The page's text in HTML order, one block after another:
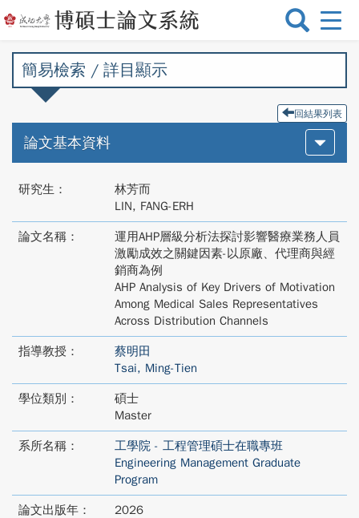
選
切
簡易檢索 / 詳目顯示
回結果列表
論文基本資料
研究生：
林芳而
LIN, FANG-ERH
論文名稱：
運用AHP層級分析法探討影響醫療業務人員
激勵成效之關鍵因素-以原廠、代理商與經
銷商為例
AHP Analysis of Key Drivers of Motivation
Among Medical Sales Representatives
Across Distribution Channels
指導教授：
蔡明田
Tsai, Ming-Tien
學位類別：
碩士
Master
系所名稱：
工學院 - 工程管理碩士在職專班
Engineering Management Graduate
Program
論文出版年： 2026